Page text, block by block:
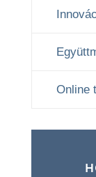
Online